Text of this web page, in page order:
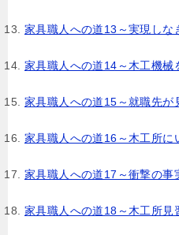
家具職人への道13～実現しな
家具職人への道14～木工機械
家具職人への道15～就職先が
家具職人への道16～木工所に
家具職人への道17～衝撃の事
家具職人への道18～木工所見